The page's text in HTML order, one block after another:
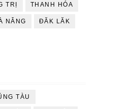
TRỊ THANH HÓA
NẴNG ĐĂK LĂK
TÀU